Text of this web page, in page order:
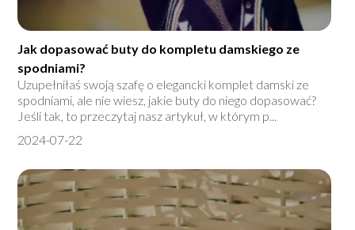
Jak dopasować buty do kompletu damskiego ze
spodniami?
Uzupełniłaś swoją szafę o elegancki komplet damski ze
spodniami, ale nie wiesz, jakie buty do niego dopasować?
Jeśli tak, to przeczytaj nasz artykuł, w którym p...
2024-07-22